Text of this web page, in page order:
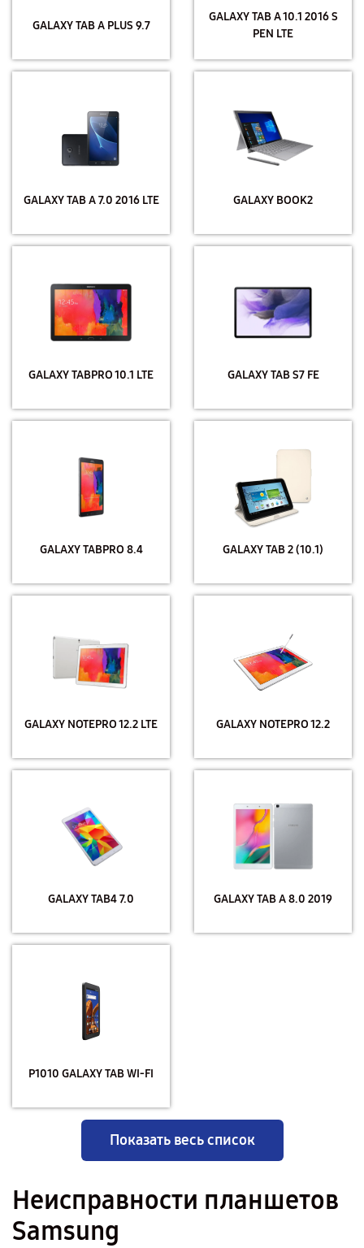
GALAXY TAB A PLUS 9.7
GALAXY TAB A 10.1 2016 S
PEN LTE
GALAXY TAB A 7.0 2016 LTE GALAXY BOOK2
GALAXY TABPRO 10.1 LTE GALAXY TAB S7 FE
GALAXY TABPRO 8.4 GALAXY TAB 2 (10.1)
GALAXY NOTEPRO 12.2 LTE GALAXY NOTEPRO 12.2
GALAXY TAB4 7.0 GALAXY TAB A 8.0 2019
P1010 GALAXY TAB WI-FI
Показать весь список
Неисправности планшетов
Samsung